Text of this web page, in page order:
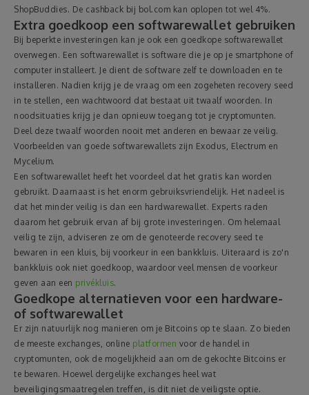
ShopBuddies. De cashback bij bol.com kan oplopen tot wel 4%.
Extra goedkoop een softwarewallet gebruiken
Bij beperkte investeringen kan je ook een goedkope softwarewallet
overwegen. Een softwarewallet is software die je op je smartphone of
computer installeert. Je dient de software zelf te downloaden en te
installeren. Nadien krijg je de vraag om een zogeheten recovery seed
in te stellen, een wachtwoord dat bestaat uit twaalf woorden. In
noodsituaties krijg je dan opnieuw toegang tot je cryptomunten.
Deel deze twaalf woorden nooit met anderen en bewaar ze veilig.
Voorbeelden van goede softwarewallets zijn Exodus, Electrum en
Mycelium.
Een softwarewallet heeft het voordeel dat het gratis kan worden
gebruikt. Daarnaast is het enorm gebruiksvriendelijk. Het nadeel is
dat het minder veilig is dan een hardwarewallet. Experts raden
daarom het gebruik ervan af bij grote investeringen. Om helemaal
veilig te zijn, adviseren ze om de genoteerde recovery seed te
bewaren in een kluis, bij voorkeur in een bankkluis. Uiteraard is zo'n
bankkluis ook niet goedkoop, waardoor veel mensen de voorkeur
geven aan een privékluis.
Goedkope alternatieven voor een hardware-
of softwarewallet
Er zijn natuurlijk nog manieren om je Bitcoins op te slaan. Zo bieden
de meeste exchanges, online platformen voor de handel in
cryptomunten, ook de mogelijkheid aan om de gekochte Bitcoins er
te bewaren. Hoewel dergelijke exchanges heel wat
beveiligingsmaatregelen treffen, is dit niet de veiligste optie.